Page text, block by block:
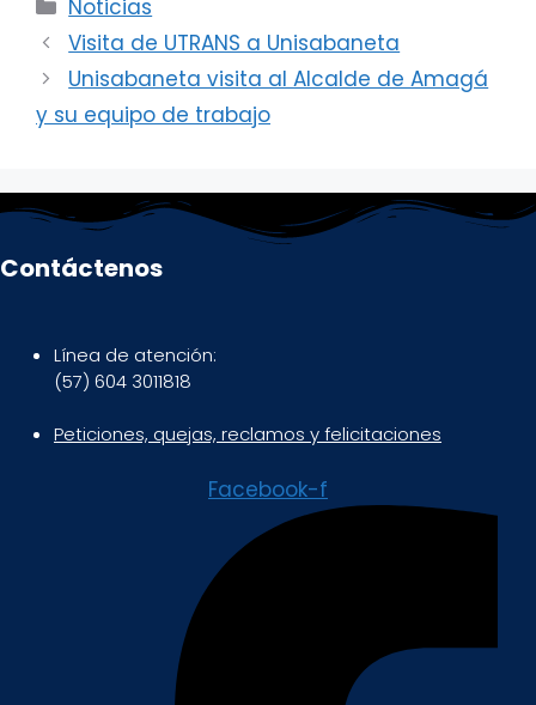
Noticias
Visita de UTRANS a Unisabaneta
Unisabaneta visita al Alcalde de Amagá
y su equipo de trabajo
Contáctenos
Línea de atención:
(57) 604 3011818
Peticiones, quejas, reclamos y felicitaciones
Facebook-f